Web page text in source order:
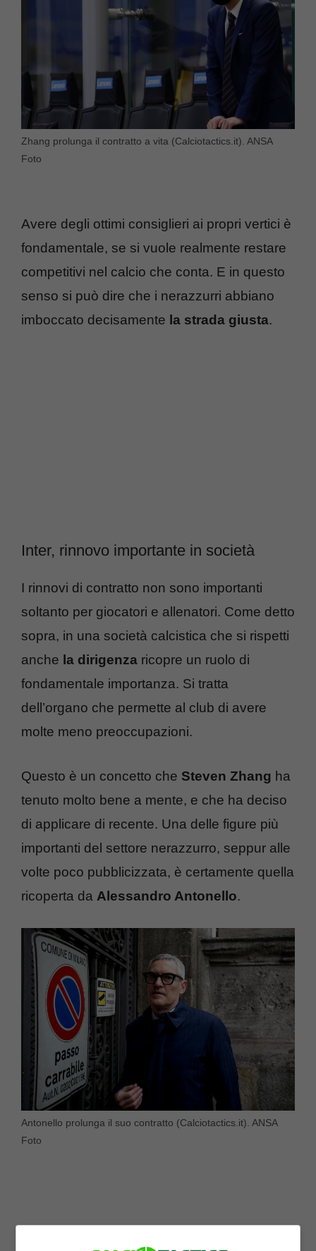
Zhang prolunga il contratto a vita (Calciotactics.it). ANSA
Foto
Avere degli ottimi consiglieri ai propri vertici è
fondamentale, se si vuole realmente restare
competitivi nel calcio che conta. E in questo
senso si può dire che i nerazzurri abbiano
imboccato decisamente la strada giusta.
Inter, rinnovo importante in società
I rinnovi di contratto non sono importanti
soltanto per giocatori e allenatori. Come detto
sopra, in una società calcistica che si rispetti
anche la dirigenza ricopre un ruolo di
fondamentale importanza. Si tratta
dell’organo che permette al club di avere
molte meno preoccupazioni.
Questo è un concetto che Steven Zhang ha
tenuto molto bene a mente, e che ha deciso
di applicare di recente. Una delle figure più
importanti del settore nerazzurro, seppur alle
volte poco pubblicizzata, è certamente quella
ricoperta da Alessandro Antonello.
Antonello prolunga il suo contratto (Calciotactics.it). ANSA
Foto